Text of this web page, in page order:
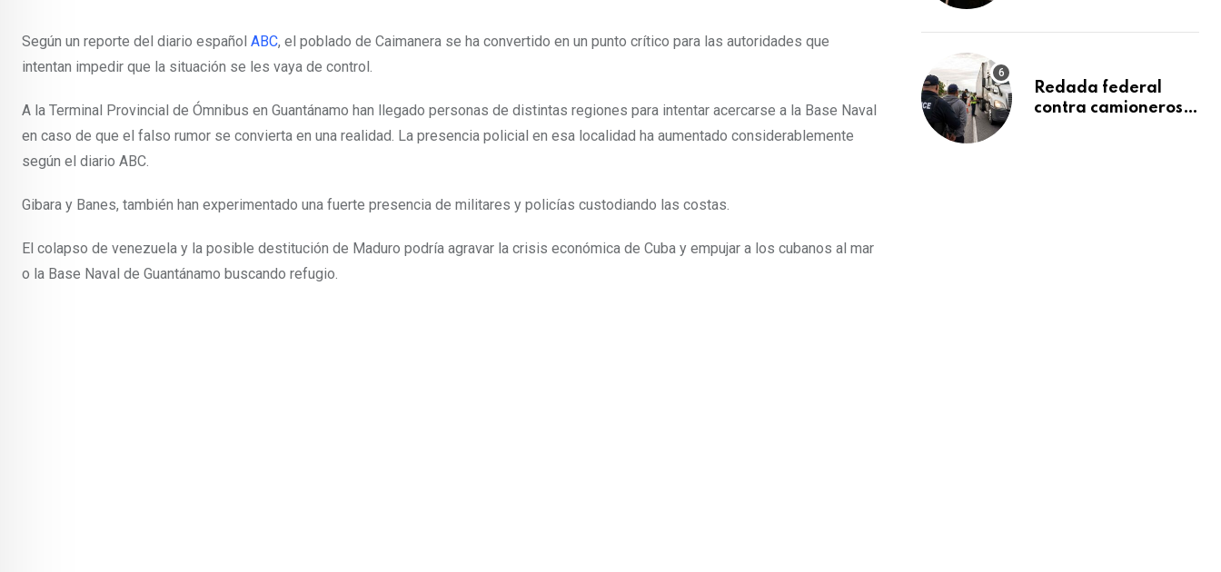
Según un reporte del diario español ABC, el poblado de Caimanera se ha convertido en un punto crítico para las autoridades que
intentan impedir que la situación se les vaya de control.
A la Terminal Provincial de Ómnibus en Guantánamo han llegado personas de distintas regiones para intentar acercarse a la Base Naval
en caso de que el falso rumor se convierta en una realidad. La presencia policial en esa localidad ha aumentado considerablemente
según el diario ABC.
Gibara y Banes, también han experimentado una fuerte presencia de militares y policías custodiando las costas.
El colapso de venezuela y la posible destitución de Maduro podría agravar la crisis económica de Cuba y empujar a los cubanos al mar
o la Base Naval de Guantánamo buscando refugio.
“Todavía no me
Redada federal
contra camioneros